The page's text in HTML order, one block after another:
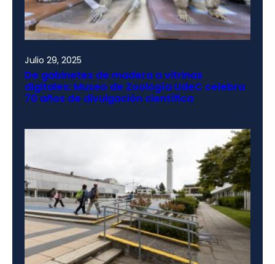
Julio 29, 2025
De gabinetes de madera a vitrinas
digitales: Museo de Zoología UdeC celebra
70 años de divulgación científica